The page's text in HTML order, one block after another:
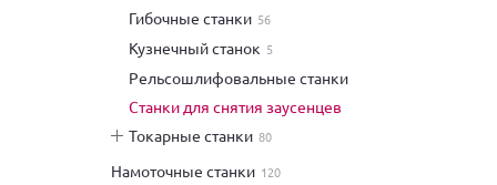
гибочные станки 56
кузнечный станок 5
рельсошлифовальные станки
станки для снятия заусенцев
токарные станки 80
намоточные станки 120